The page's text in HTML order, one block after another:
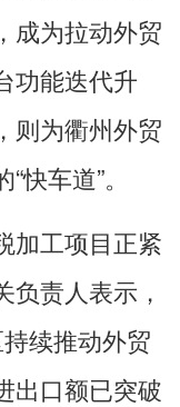
成为拉动外贸
功能迭代升
则为衢州外贸
车道”。
工项目正紧
责人表示，
续推动外贸
出口额已突破